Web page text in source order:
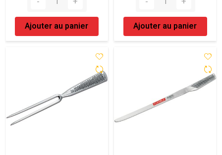
Ajouter au panier Ajouter au panier